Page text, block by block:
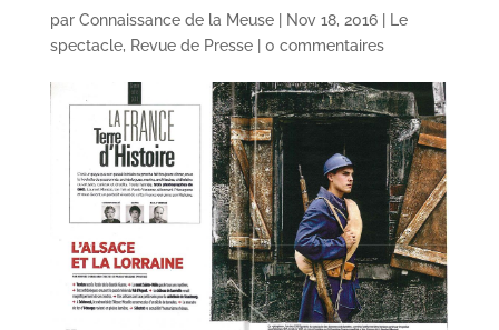
par Connaissance de la Meuse| Nov 18, 2016|
Le
spectacle, Revue de Presse| 0 commentaires